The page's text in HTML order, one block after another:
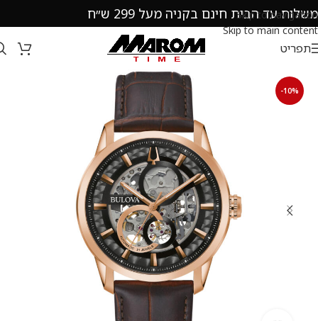
Skip to navigation
Skip to main content
משלוח עד הבית חינם בקניה מעל 299 ש״ח
תפריט
-10%